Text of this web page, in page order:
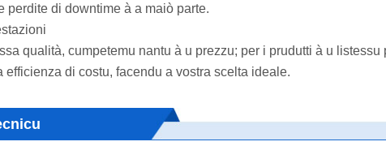
perdite di downtime à a maiò parte.
qualità, cumpetemu nantu à u prezzu; per i prudutti à u
efficienza di costu, facendu a vostra scelta ideale.